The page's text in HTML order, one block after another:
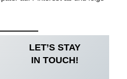
LET’S STAY
IN TOUCH!